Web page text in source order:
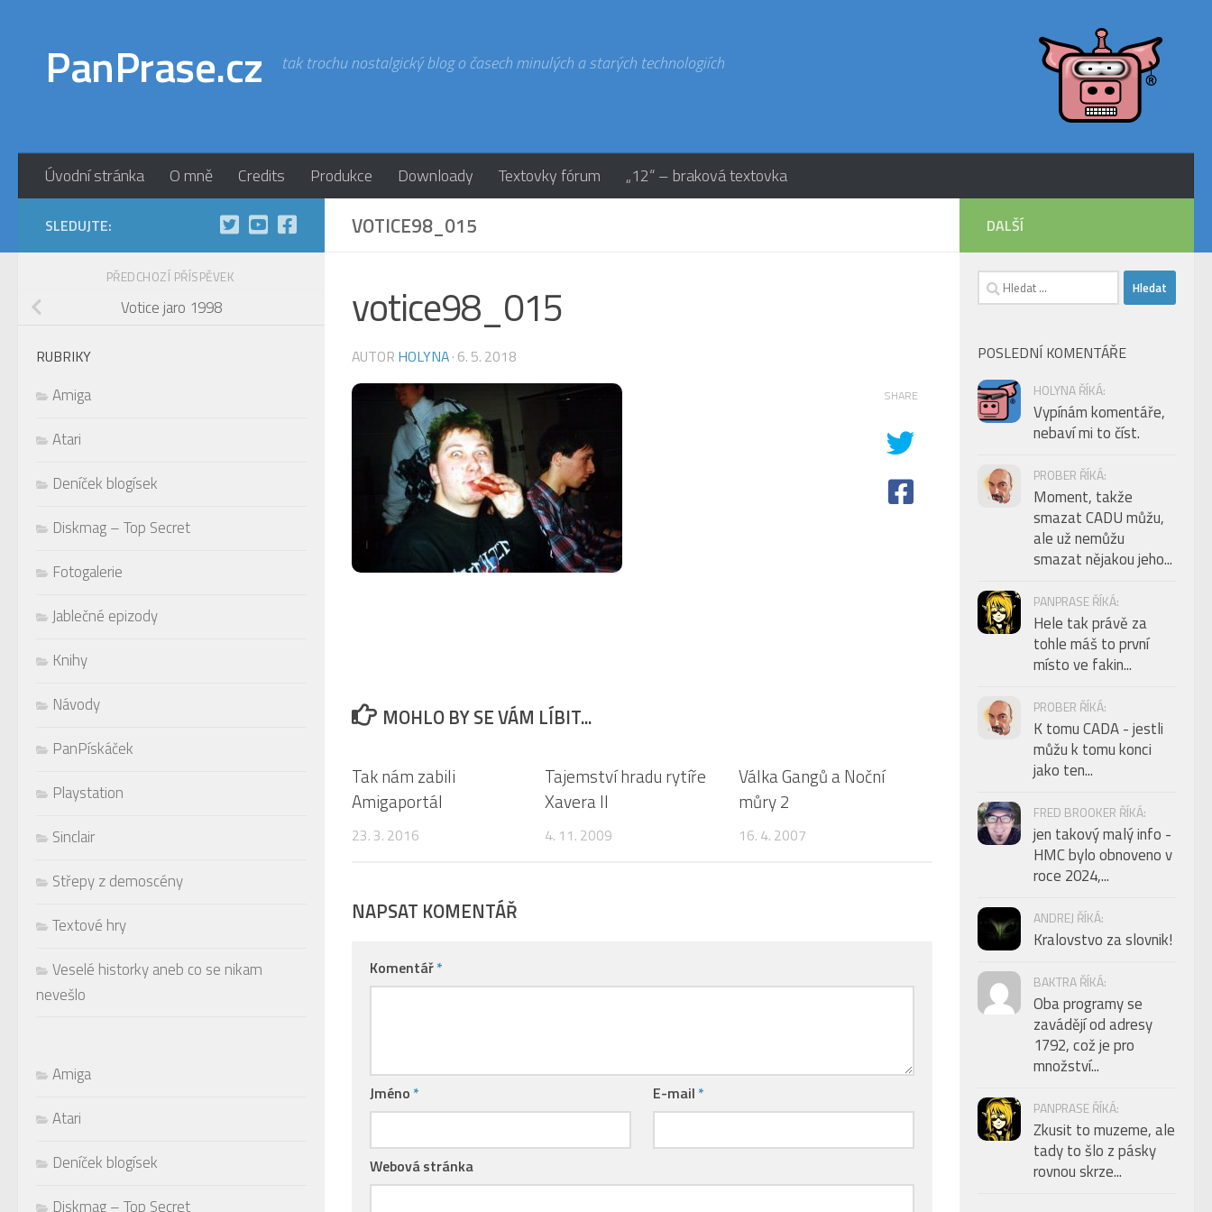
PanPrase.cz tak trochu nostalgický blog o časech minulých a starých technologiích
Úvodní stránka O mně Credits Produkce Downloady Textovky fórum „12“ – braková textovka
VOTICE98_015
votice98_015
AUTOR HOLYNA· 6. 5. 2018
SHARE
MOHLO BY SE VÁM LÍBIT...
Tak nám zabili
Amigaportál
23. 3. 2016
Tajemství hradu rytíře
Xavera II
4. 11. 2009
Válka Gangů a Noční
můry 2
16. 4. 2007
NAPSAT KOMENTÁŘ
Komentář*
Jméno * E-mail *
Webová stránka
SLEDUJTE:
PŘEDCHOZÍ PŘÍSPĚVEK
Votice jaro 1998
RUBRIKY
Amiga
Atari
Deníček blogísek
Diskmag – Top Secret
Fotogalerie
Jablečné epizody
Knihy
Návody
PanPískáček
Playstation
Sinclair
Střepy z demoscény
Textové hry
Veselé historky aneb co se nikam
nevešlo
Amiga
Atari
Deníček blogísek
Diskmag – Top Secret
DALŠÍ
Vyhledávání
POSLEDNÍ KOMENTÁŘE
HOLYNA ŘÍKÁ:
Vypínám komentáře,
nebaví mi to číst.
PROBER ŘÍKÁ:
Moment, takže
smazat CADU můžu,
ale už nemůžu
smazat nějakou jeho...
PANPRASE ŘÍKÁ:
Hele tak právě za
tohle máš to první
místo ve fakin...
PROBER ŘÍKÁ:
K tomu CADA - jestli
můžu k tomu konci
jako ten...
FRED BROOKER ŘÍKÁ:
jen takový malý info -
HMC bylo obnoveno v
roce 2024,...
ANDREJ ŘÍKÁ:
Kralovstvo za slovnik!
BAKTRA ŘÍKÁ:
Oba programy se
zavádějí od adresy
1792, což je pro
množství...
PANPRASE ŘÍKÁ:
Zkusit to muzeme, ale
tady to šlo z pásky
rovnou skrze...